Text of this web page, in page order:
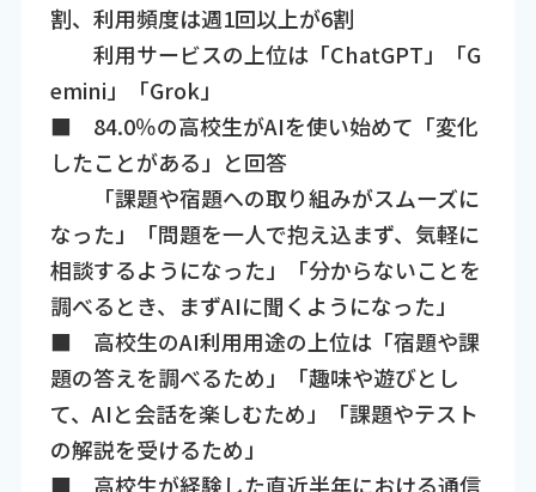
割、利用頻度は週1回以上が6割
利用サービスの上位は「ChatGPT」「G
emini」「Grok」
■ 84.0％の高校生がAIを使い始めて「変化
したことがある」と回答
「課題や宿題への取り組みがスムーズに
なった」「問題を一人で抱え込まず、気軽に
相談するようになった」「分からないことを
調べるとき、まずAIに聞くようになった」
■ 高校生のAI利用用途の上位は「宿題や課
題の答えを調べるため」「趣味や遊びとし
て、AIと会話を楽しむため」「課題やテスト
の解説を受けるため」
■ 高校生が経験した直近半年における通信